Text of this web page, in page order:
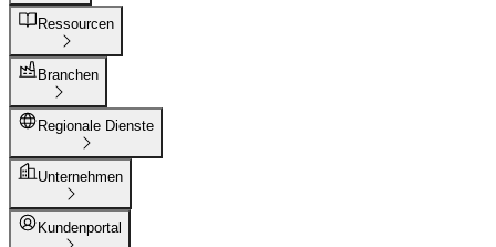
Ressourcen
Branchen
Regionale Dienste
Unternehmen
Kundenportal